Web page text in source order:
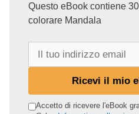
Questo eBook contiene
colorare Mandala
o
Ricevi il mio
Accetto di ricevere l'eBook